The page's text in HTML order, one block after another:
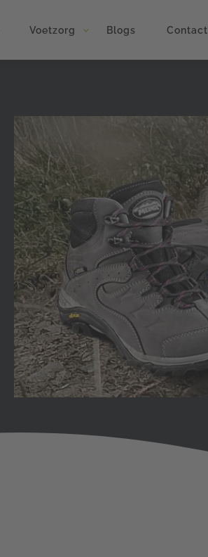
Voetzorg Blogs Contact